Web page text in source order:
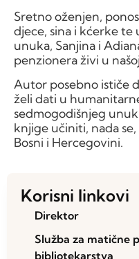
Sretno oženjen,
djece, sina i kćerke te
unuka, Sanjina i
penzionera živi u
Autor posebno ističe
želi dati u
sedmogodišnjeg
knjige učiniti, nada
Bosni i Hercegovini.
Korisni linkovi
Direktor
Služba za matične
bibliotekarstva